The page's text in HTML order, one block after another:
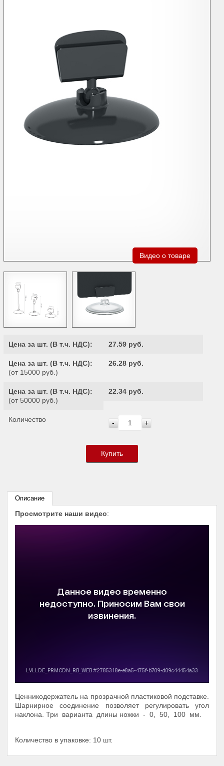
Видео о товаре
Цена за шт. (В т.ч. НДС): 27.59 руб.
Цена за шт. (В т.ч. НДС):
(от 15000 руб.)
26.28 руб.
Цена за шт. (В т.ч. НДС):
(от 50000 руб.)
22.34 руб.
Количество - +
Купить
Описание
Просмотрите наши видео:
Ценникодержатель на прозрачной пластиковой подставке.
Шарнирное соединение позволяет регулировать угол
наклона. Три варианта длины ножки - 0, 50, 100 мм.
Количество в упаковке: 10 шт.